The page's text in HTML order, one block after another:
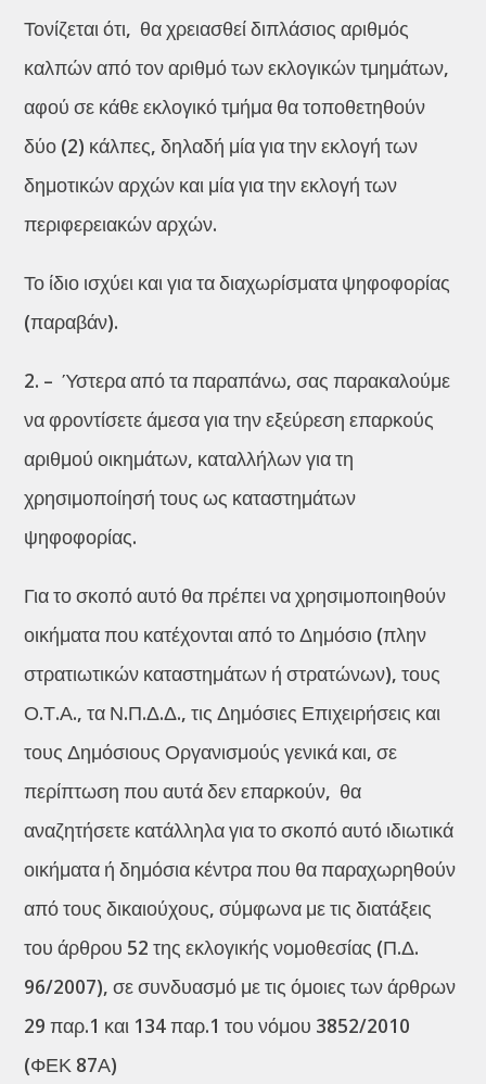
Τονίζεται ότι, θα χρειασθεί διπλάσιος αριθμός
καλπών από τον αριθμό των εκλογικών τμημάτων,
αφού σε κάθε εκλογικό τμήμα θα τοποθετηθούν
δύο (2) κάλπες, δηλαδή μία για την εκλογή των
δημοτικών αρχών και μία για την εκλογή των
περιφερειακών αρχών.
Το ίδιο ισχύει και για τα διαχωρίσματα ψηφοφορίας
(παραβάν).
2. – Ύστερα από τα παραπάνω, σας παρακαλούμε
να φροντίσετε άμεσα για την εξεύρεση επαρκούς
αριθμού οικημάτων, καταλλήλων για τη
χρησιμοποίησή τους ως καταστημάτων
ψηφοφορίας.
Για το σκοπό αυτό θα πρέπει να χρησιμοποιηθούν
οικήματα που κατέχονται από το Δημόσιο (πλην
στρατιωτικών καταστημάτων ή στρατώνων), τους
Ο.Τ.Α., τα Ν.Π.Δ.Δ., τις Δημόσιες Επιχειρήσεις και
τους Δημόσιους Οργανισμούς γενικά και, σε
περίπτωση που αυτά δεν επαρκούν, θα
αναζητήσετε κατάλληλα για το σκοπό αυτό ιδιωτικά
οικήματα ή δημόσια κέντρα που θα παραχωρηθούν
από τους δικαιούχους, σύμφωνα με τις διατάξεις
του άρθρου 52 της εκλογικής νομοθεσίας (Π.Δ.
96/2007), σε συνδυασμό με τις όμοιες των άρθρων
29 παρ.1 και 134 παρ.1 του νόμου 3852/2010
(ΦΕΚ 87Α)